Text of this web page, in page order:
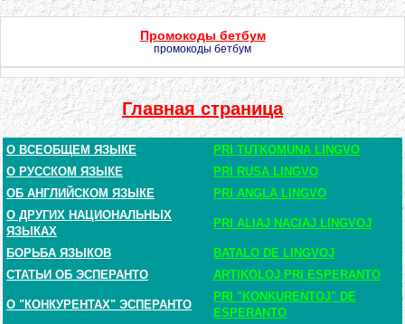
Промокоды бетбум
промокоды бетбум
Главная страница
О ВСЕОБЩЕМ ЯЗЫКЕ
PRI TUTKOMUNA LINGVO
О РУССКОМ ЯЗЫКЕ
PRI RUSA LINGVO
ОБ АНГЛИЙСКОМ ЯЗЫКЕ
PRI ANGLA LINGVO
О ДРУГИХ НАЦИОНАЛЬНЫХ
ЯЗЫКАХ
PRI ALIAJ NACIAJ LINGVOJ
БОРЬБА ЯЗЫКОВ
BATALO DE LINGVOJ
СТАТЬИ ОБ ЭСПЕРАНТО
ARTIKOLOJ PRI ESPERANTO
О "КОНКУРЕНТАХ" ЭСПЕРАНТО
PRI "KONKURENTOJ" DE
ESPERANTO